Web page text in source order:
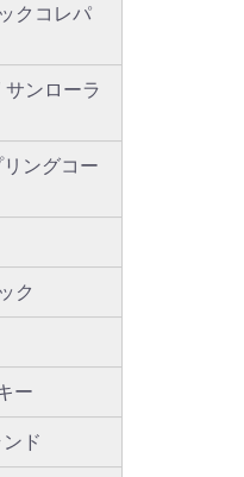
クコレパ
サンローラ
ングコー
ク
ー
ド